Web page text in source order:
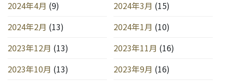
2024年4月 (9) 2024年3月 (15)
2024年2月 (13) 2024年1月 (10)
2023年12月 (13) 2023年11月 (16)
2023年10月 (13) 2023年9月 (16)